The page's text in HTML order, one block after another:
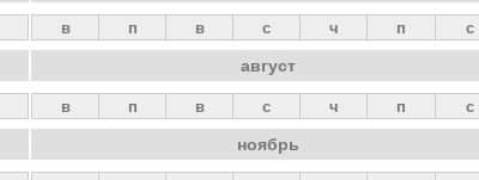
в п в с ч п с
август
в п в с ч п с
ноябрь